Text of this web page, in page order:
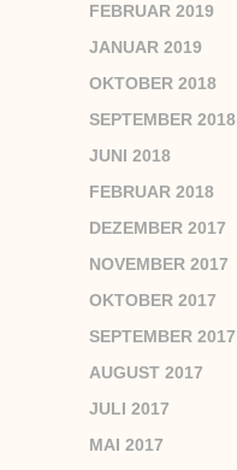
FEBRUAR 2019
JANUAR 2019
OKTOBER 2018
SEPTEMBER 2018
JUNI 2018
FEBRUAR 2018
DEZEMBER 2017
NOVEMBER 2017
OKTOBER 2017
SEPTEMBER 2017
AUGUST 2017
JULI 2017
MAI 2017